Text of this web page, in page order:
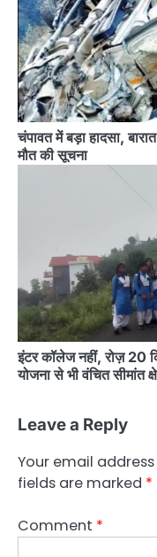
चंपावत में बड़ा हादसा,
मौत की सूचना
इंटर कॉलेज नहीं, रोज़ 20
योजना से भी वंचित सीमांत
Leave a Reply
Your email
fields are marked *
Comment *